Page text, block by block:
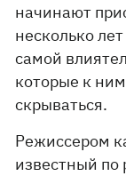
начинают
несколько
самой
которые к
скрываться.
Режиссером
известный по